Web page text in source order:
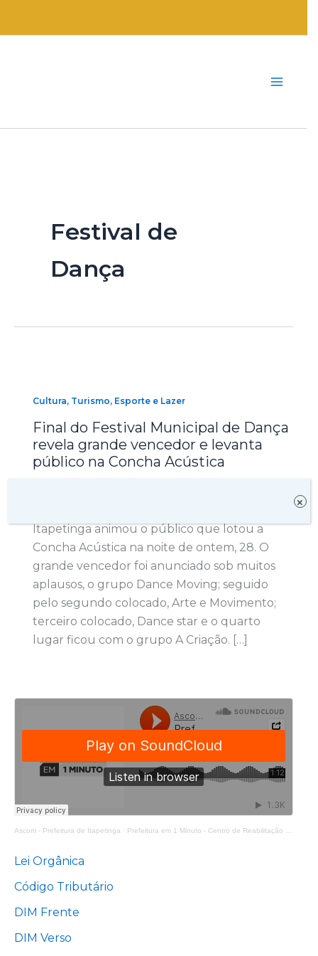
Festival de
Dança
Cultura, Turismo, Esporte e Lazer
Final do Festival Municipal de Dança
revela grande vencedor e levanta
público na Concha Acústica
Itapetinga animou o público que lotou a
Concha Acústica na noite de ontem, 28. O
grande vencedor foi anunciado sob muitos
aplausos, o grupo Dance Moving; seguido
pelo segundo colocado, Arte e Movimento;
terceiro colocado, Dance star e o quarto
lugar ficou com o grupo A Criação. […]
Ascom - Prefeitura de Itapetinga · Prefeitura em 1 Minuto - Centro de Reabilitação Equoterapia Manoela
Lei Orgânica
Código Tributário
DIM Frente
DIM Verso
×